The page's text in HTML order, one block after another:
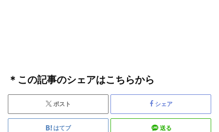
＊この記事のシェアはこちらから
ポスト シェア
はてブ 送る